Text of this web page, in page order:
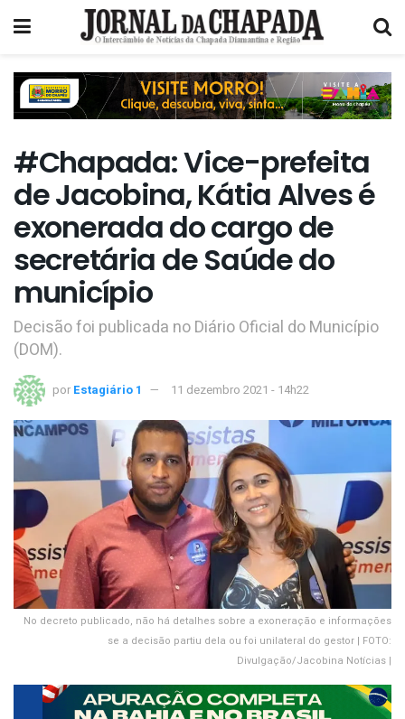
#Chapada: Vice-prefeita
de Jacobina, Kátia Alves é
exonerada do cargo de
secretária de Saúde do
município
Decisão foi publicada no Diário Oficial do Município
(DOM).
por Estagiário 1 11 dezembro 2021 - 14h22
No decreto publicado, não há detalhes sobre a exoneração e informações
se a decisão partiu dela ou foi unilateral do gestor | FOTO:
Divulgação/Jacobina Notícias |